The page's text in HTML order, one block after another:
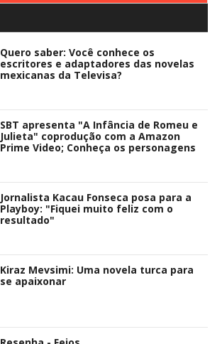
Quero saber: Você conhece os
escritores e adaptadores das novelas
mexicanas da Televisa?
SBT apresenta "A Infância de Romeu e
Julieta" coprodução com a Amazon
Prime Video; Conheça os personagens
Jornalista Kacau Fonseca posa para a
Playboy: "Fiquei muito feliz com o
resultado"
Kiraz Mevsimi: Uma novela turca para
se apaixonar